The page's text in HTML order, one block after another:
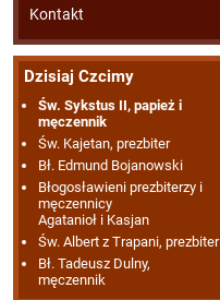
Kontakt
Dzisiaj Czcimy
Św. Sykstus II, papież i
męczennik
Św. Kajetan, prezbiter
Bł. Edmund Bojanowski
Błogosławieni prezbiterzy i
męczennicy
Agatanioł i Kasjan
Św. Albert z Trapani, prezbiter
Bł. Tadeusz Dulny,
męczennik